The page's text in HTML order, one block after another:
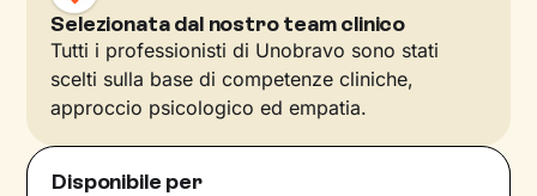
Selezionata dal nostro team clinico
Tutti i professionisti di Unobravo sono stati
scelti sulla base di competenze cliniche,
approccio psicologico ed empatia.
Disponibile per